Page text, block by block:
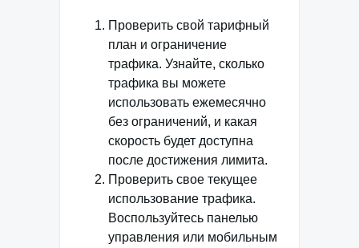
Проверить свой тарифный
план и ограничение
трафика. Узнайте, сколько
трафика вы можете
использовать ежемесячно
без ограничений, и какая
скорость будет доступна
после достижения лимита.
Проверить свое текущее
использование трафика.
Воспользуйтесь панелью
управления или мобильным